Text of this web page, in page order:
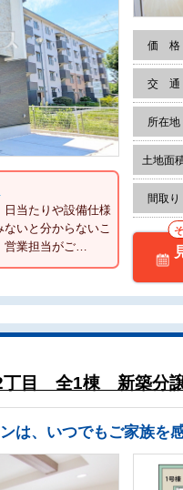
日当たりや設備仕様
いと分からないこ
営業担当がご…
価 格
交 通
所在地
土地面
間取り
丁目 全1棟 新築分